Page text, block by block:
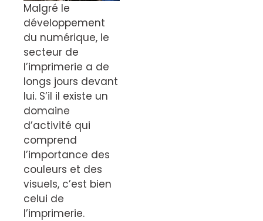
Malgré le
développement
du numérique, le
secteur de
l’imprimerie a de
longs jours devant
lui. S’il il existe un
domaine
d’activité qui
comprend
l’importance des
couleurs et des
visuels, c’est bien
celui de
l’imprimerie.